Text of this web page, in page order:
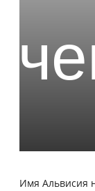
Имя Альвисия